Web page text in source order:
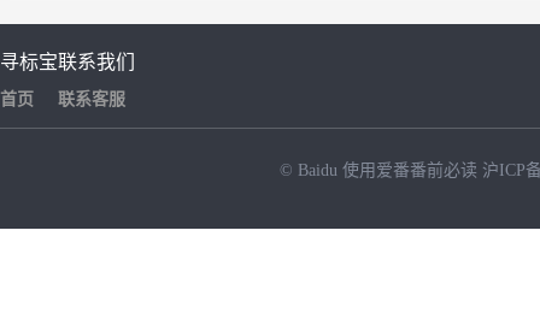
寻标宝
首页
联系我们
联系客服
© Baidu 使用爱番番前必读 沪ICP